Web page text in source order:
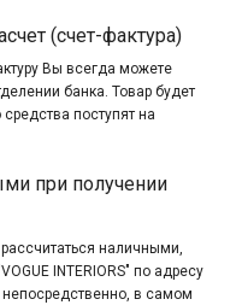
(счет-фактура)
Вы всегда можете
банка. Товар будет
средства поступят на
при получении
наличными,
INTERIORS" по адресу
непосредственно, в самом